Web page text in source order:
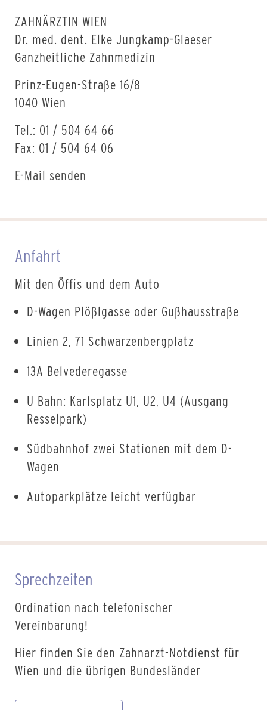
ZAHNÄRZTIN WIEN
Dr. med. dent. Elke Jungkamp-Glaeser
Ganzheitliche Zahnmedizin
Prinz-Eugen-Straße 16/8
1040 Wien
Tel.: 01 / 504 64 66
Fax: 01 / 504 64 06
E-Mail senden
Anfahrt
Mit den Öffis und dem Auto
D-Wagen Plößlgasse oder Gußhausstraße
Linien 2, 71 Schwarzenbergplatz
13A Belvederegasse
U Bahn: Karlsplatz U1, U2, U4 (Ausgang
Resselpark)
Südbahnhof zwei Stationen mit dem D-
Wagen
Autoparkplätze leicht verfügbar
Sprechzeiten
Ordination nach telefonischer
Vereinbarung!
Hier finden Sie den Zahnarzt-Notdienst für
Wien und die übrigen Bundesländer